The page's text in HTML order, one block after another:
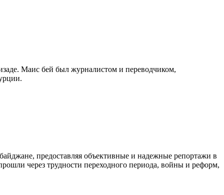
Маис бей был журналистом и переводчиком,
предоставляя объективные и надежные репортажи в
через трудности переходного периода, войны и реформ,